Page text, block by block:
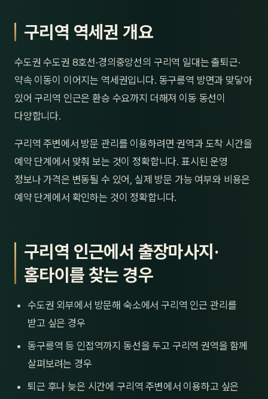
커플
구리역 역세권 개요
수도권 수도권 8호선·경의중앙선의 구리역 일대는 출퇴근·
약속 이동이 이어지는 역세권입니다. 동구릉역 방면과 맞닿아
있어 구리역 인근은 환승 수요까지 더해져 이동 동선이
다양합니다.
구리역 주변에서 방문 관리를 이용하려면 권역과 도착 시간을
예약 단계에서 맞춰 보는 것이 정확합니다. 표시된 운영
정보나 가격은 변동될 수 있어, 실제 방문 가능 여부와 비용은
예약 단계에서 확인하는 것이 정확합니다.
구리역 인근에서 출장마사지·
홈타이를 찾는 경우
수도권 외부에서 방문해 숙소에서 구리역 인근 관리를
받고 싶은 경우
동구릉역 등 인접역까지 동선을 두고 구리역 권역을 함께
살펴보려는 경우
퇴근 후나 늦은 시간에 구리역 주변에서 이용하고 싶은